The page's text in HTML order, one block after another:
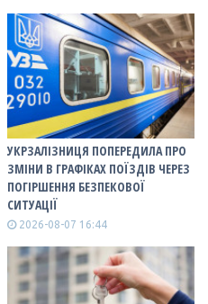
УКРЗАЛІЗНИЦЯ ПОПЕРЕДИЛА ПРО
ЗМІНИ В ГРАФІКАХ ПОЇЗДІВ ЧЕРЕЗ
ПОГІРШЕННЯ БЕЗПЕКОВОЇ
СИТУАЦІЇ
2026-08-07 16:44